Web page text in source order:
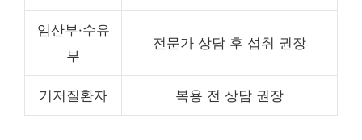
임산부·수유
부
전문가 상담 후 섭취 권장
기저질환자 복용 전 상담 권장